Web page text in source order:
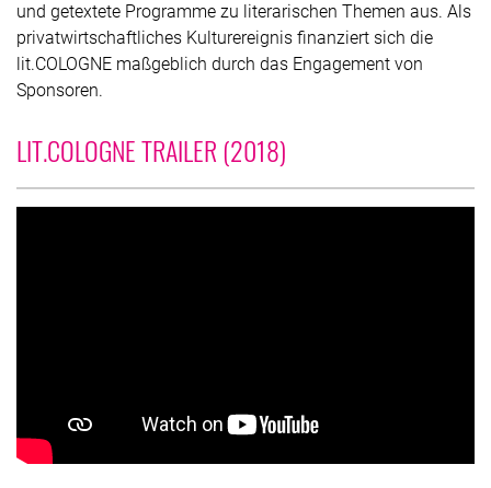
und getextete Programme zu literarischen Themen aus. Als
privatwirtschaftliches Kulturereignis finanziert sich die
lit.COLOGNE maßgeblich durch das Engagement von
Sponsoren.
LIT.COLOGNE TRAILER (2018)